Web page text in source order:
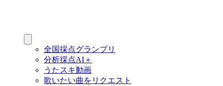
全国採点グランプリ
分析採点AI＋
うたスキ動画
歌いたい曲をリクエスト